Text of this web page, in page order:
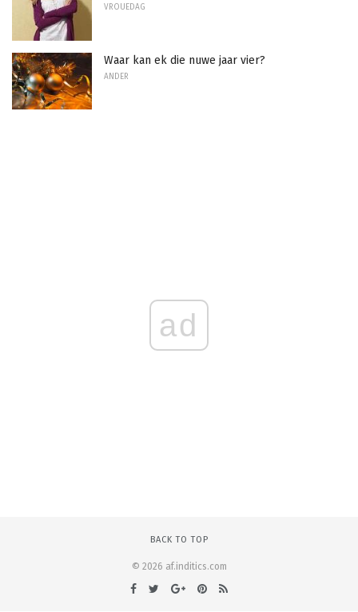
VROUEDAG
Waar kan ek die nuwe jaar vier?
ANDER
ad
BACK TO TOP
© 2026 af.inditics.com